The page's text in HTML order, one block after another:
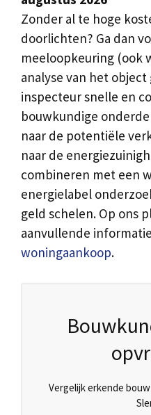
Zonder al te hoge
doorlichten? Ga dan
meeloopkeuring (ook
analyse van het
inspecteur snelle en
bouwkundige
naar de potentiële
naar de
combineren met een
energielabel
geld schelen. Op ons
aanvullende
woningaankoop.
Vergelijk erkende